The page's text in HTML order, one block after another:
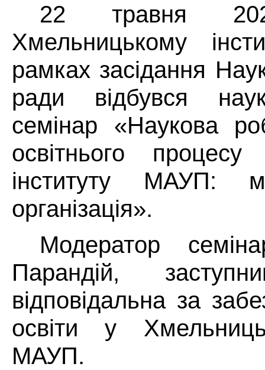
22 травня
Хмельницькому
рамках засідання
ради відбувся
семінар «Наукова
освітнього процесу
інституту МАУП:
організація».
Модератор
Парандій,
відповідальна за
освіти у
МАУП.